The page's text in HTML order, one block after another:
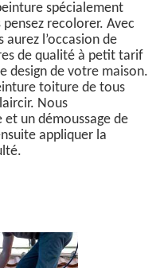
spécialement
recolorer. Avec
l’occasion de
de qualité à petit tarif
design de votre maison.
toiture de tous
Nous
un démoussage de
appliquer la